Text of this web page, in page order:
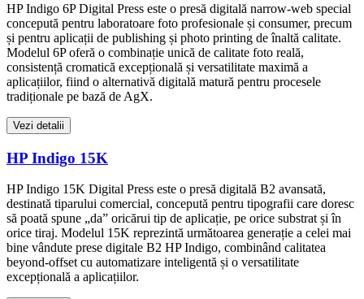
HP Indigo 6P Digital Press este o presă digitală narrow-web special
concepută pentru laboratoare foto profesionale și consumer, precum
și pentru aplicații de publishing și photo printing de înaltă calitate.
Modelul 6P oferă o combinație unică de calitate foto reală,
consistență cromatică excepțională și versatilitate maximă a
aplicațiilor, fiind o alternativă digitală matură pentru procesele
tradiționale pe bază de AgX.
Vezi detalii
HP Indigo 15K
HP Indigo 15K Digital Press este o presă digitală B2 avansată,
destinată tiparului comercial, concepută pentru tipografii care doresc
să poată spune „da” oricărui tip de aplicație, pe orice substrat și în
orice tiraj. Modelul 15K reprezintă următoarea generație a celei mai
bine vândute prese digitale B2 HP Indigo, combinând calitatea
beyond-offset cu automatizare inteligentă și o versatilitate
excepțională a aplicațiilor.